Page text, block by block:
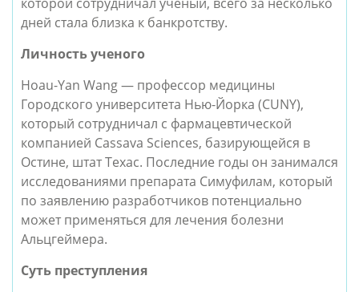
дней стала близка к банкротству.
Личность ученого
Hoau-Yan Wang — профессор медицины
Городского университета Нью-Йорка (CUNY),
который сотрудничал с фармацевтической
компанией Cassava Sciences, базирующейся в
Остине, штат Техас. Последние годы он занимался
исследованиями препарата Симуфилам, который
по заявлению разработчиков потенциально
может применяться для лечения болезни
Альцгеймера.
Суть преступления